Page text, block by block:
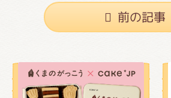
前の記事